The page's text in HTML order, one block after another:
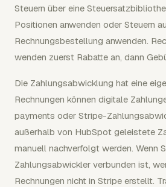
Steuern über eine
Positionen anwenden oder Steuern
Rechnungsbestellung anwenden.
wenden zuerst Rabatte an, dann
Die Zahlungsabwicklung hat eine
Rechnungen können digitale
payments oder Stripe-
außerhalb von HubSpot geleistete
manuell nachverfolgt werden. Wenn
Zahlungsabwickler verbunden ist,
Rechnungen nicht in Stripe erstellt.